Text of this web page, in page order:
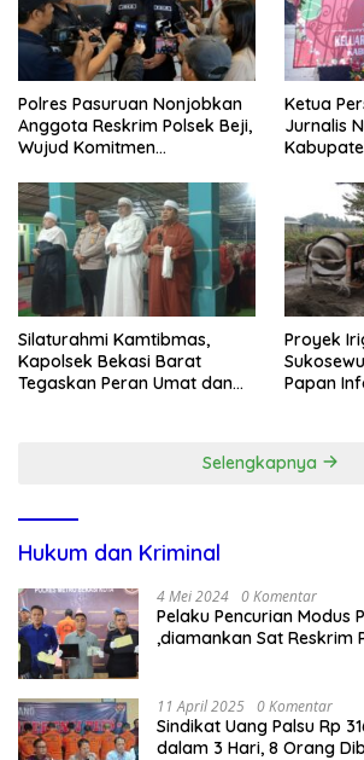
Polres Pasuruan Nonjobkan
Anggota Reskrim Polsek Beji,
Wujud Komitmen
Dugaan Penganiayaan
Ketua
Jurnalis
Silaturahmi Kamtibmas,
Kapolsek Bekasi Barat
Tegaskan Peran Umat dan
Proyek
Papan
Selengkapnya
Hukum dan Kriminal
4 Mei 2024 0 Komentar
Pelaku Pencurian Modus
,diamankan Sat Reskrim
11 April 2025 0 Komentar
Sindikat Uang Palsu Rp
dalam 3 Hari, 8 Orang